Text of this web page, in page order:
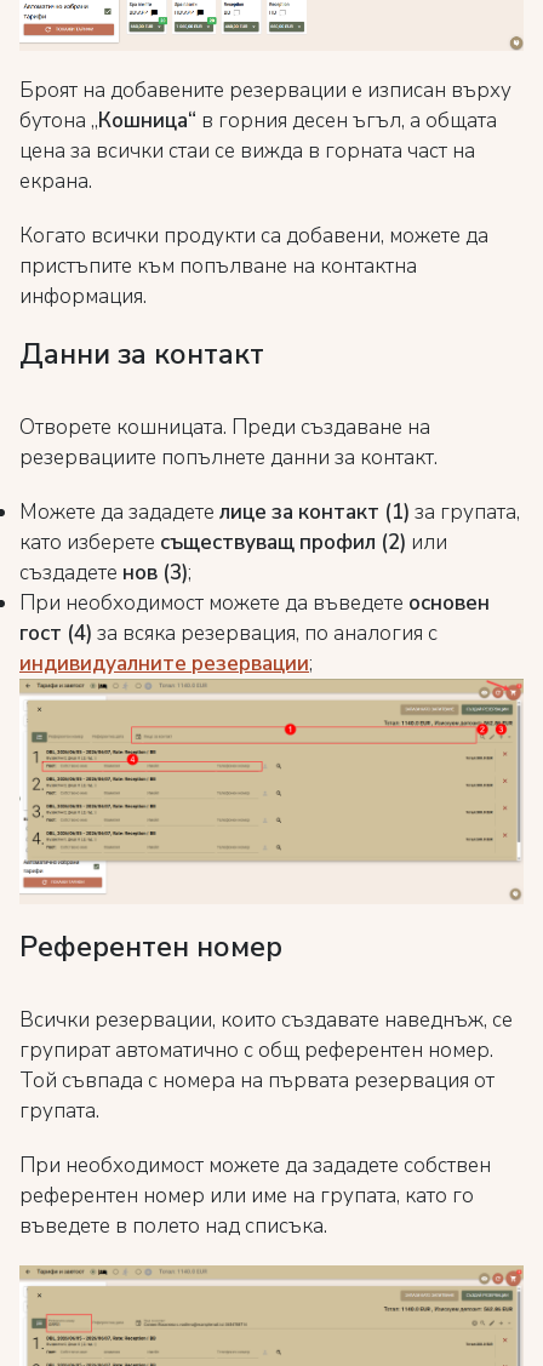
Броят на добавените резервации е изписан върху
бутона „Кошница“ в горния десен ъгъл, а общата
цена за всички стаи се вижда в горната част на
екрана.
Когато всички продукти са добавени, можете да
пристъпите към попълване на контактна
информация.
Данни за контакт
Отворете кошницата. Преди създаване на
резервациите попълнете данни за контакт.
Можете да зададете лице за контакт (1) за групата,
като изберете съществуващ профил (2) или
създадете нов (3);
При необходимост можете да въведете основен
гост (4) за всяка резервация, по аналогия с
индивидуалните резервации;
Референтен номер
Всички резервации, които създавате наведнъж, се
групират автоматично с общ референтен номер.
Той съвпада с номера на първата резервация от
групата.
При необходимост можете да зададете собствен
референтен номер или име на групата, като го
въведете в полето над списъка.